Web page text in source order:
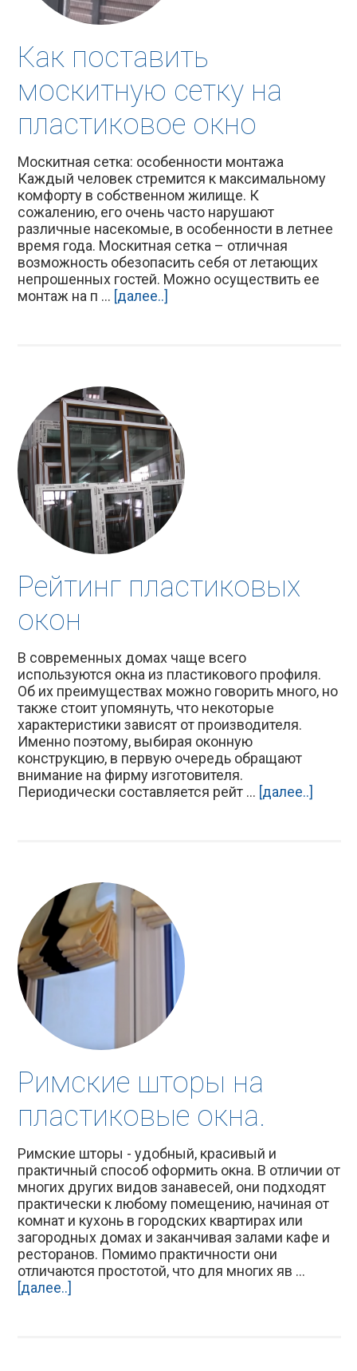
Как поставить
москитную сетку на
пластиковое окно
Москитная сетка: особенности монтажа
Каждый человек стремится к максимальному
комфорту в собственном жилище. К
сожалению, его очень часто нарушают
различные насекомые, в особенности в летнее
время года. Москитная сетка – отличная
возможность обезопасить себя от летающих
непрошенных гостей. Можно осуществить ее
монтаж на п ... [далее..]
Рейтинг пластиковых
окон
В современных домах чаще всего
используются окна из пластикового профиля.
Об их преимуществах можно говорить много, но
также стоит упомянуть, что некоторые
характеристики зависят от производителя.
Именно поэтому, выбирая оконную
конструкцию, в первую очередь обращают
внимание на фирму изготовителя.
Периодически составляется рейт ... [далее..]
Римские шторы на
пластиковые окна.
Римские шторы - удобный, красивый и
практичный способ оформить окна. В отличии от
многих других видов занавесей, они подходят
практически к любому помещению, начиная от
комнат и кухонь в городских квартирах или
загородных домах и заканчивая залами кафе и
ресторанов. Помимо практичности они
отличаются простотой, что для многих яв ...
[далее..]